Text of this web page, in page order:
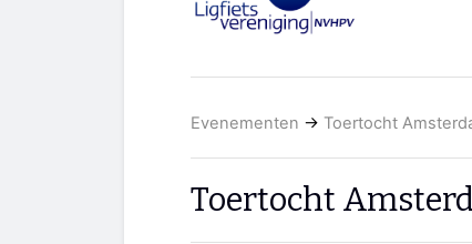
Evenementen → Toertocht
Toertocht